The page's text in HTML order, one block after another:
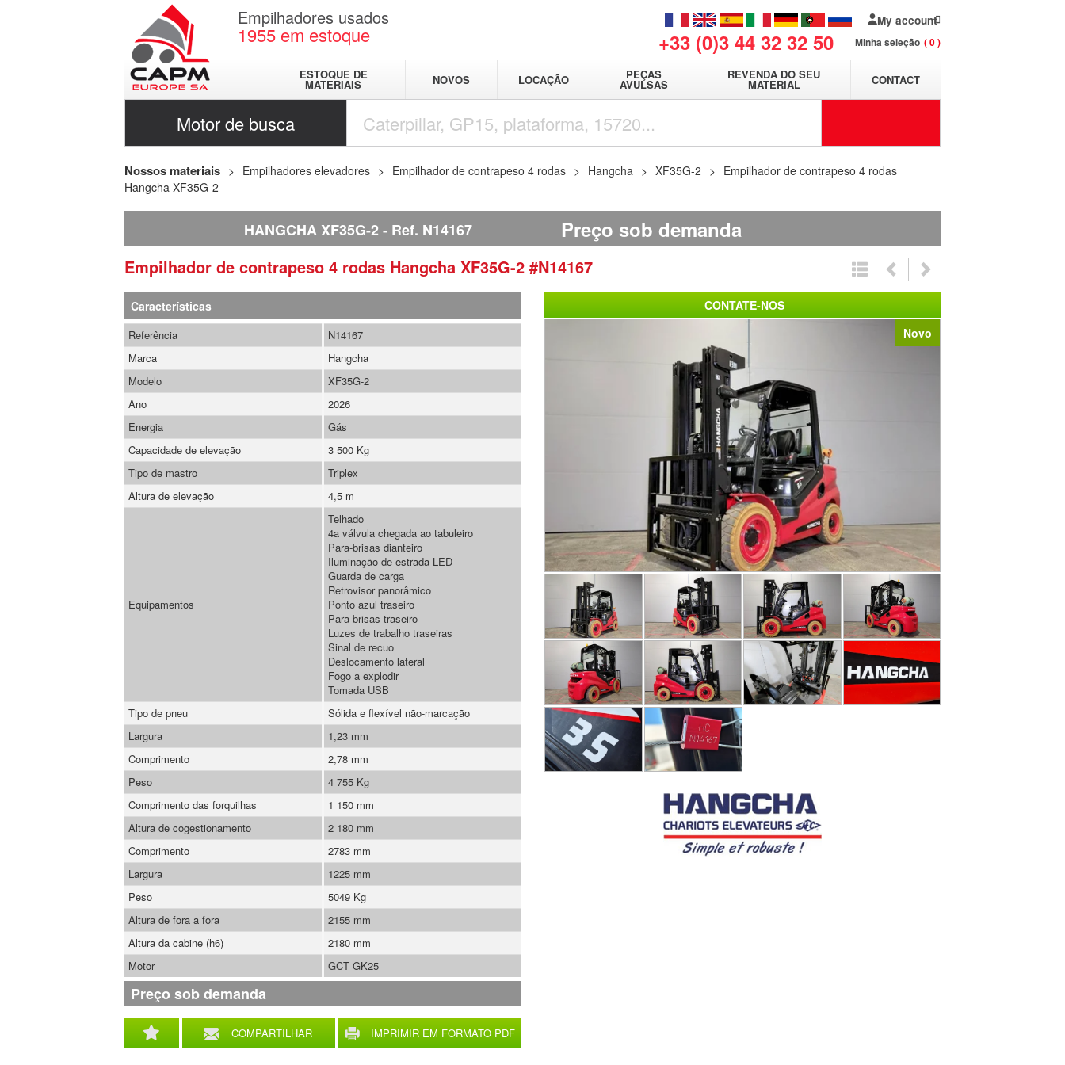
Empilhadores usados
1955 em estoque +33 (0)3 44 32 32 50
My account
Minha seleção 0
ESTOQUE DE
MATERIAIS NOVOS LOCAÇÃO PEÇAS
AVULSAS
REVENDA DO SEU
MATERIAL CONTACT
Motor de busca
Nossos materiais Empilhadores elevadores Empilhador de contrapeso 4 rodas Hangcha XF35G-2
Empilhador de contrapeso 4 rodas
Hangcha XF35G-2
HANGCHA XF35G-2 Ref. N14167 Preço sob demanda
Empilhador de contrapeso 4 rodas Hangcha XF35G-2 #N14167
Novo
Características
COMPARTILHAR IMPRIMIR EM FORMATO PDF
Referência
N14167
Marca
Hangcha
Modelo
XF35G-2
Ano
2026
Energia
Gás
Capacidade de elevação
3 500 Kg
Tipo de mastro
Triplex
Altura de elevação
4,5 m
Equipamentos
Telhado
4a válvula chegada ao tabuleiro
Para-brisas dianteiro
Iluminação de estrada LED
Guarda de carga
Retrovisor panorâmico
Ponto azul traseiro
Para-brisas traseiro
Luzes de trabalho traseiras
Sinal de recuo
Deslocamento lateral
Fogo a explodir
Tomada USB
Tipo de pneu
Sólida e flexível não-marcação
Largura
1,23 mm
Comprimento
2,78 mm
Peso
4 755 Kg
Comprimento das forquilhas
1 150 mm
Altura de cogestionamento
2 180 mm
Comprimento
2783 mm
Largura
1225 mm
Peso
5049 Kg
Altura de fora a fora
2155 mm
Altura da cabine (h6)
2180 mm
Motor
GCT GK25
Preço sob demanda
CONTATE-NOS